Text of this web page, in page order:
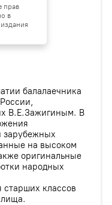
прав
в
балалаечника
В.Е.Зажигиным. В
зарубежных
на высоком
оригинальные
народных
старших классов